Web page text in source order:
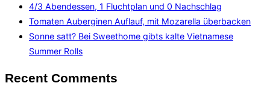
4/3 Abendessen, 1 Fluchtplan und 0 Nachschlag
Tomaten Auberginen Auflauf, mit Mozarella überbacken
Sonne satt? Bei Sweethome gibts kalte Vietnamese
Summer Rolls
Recent Comments